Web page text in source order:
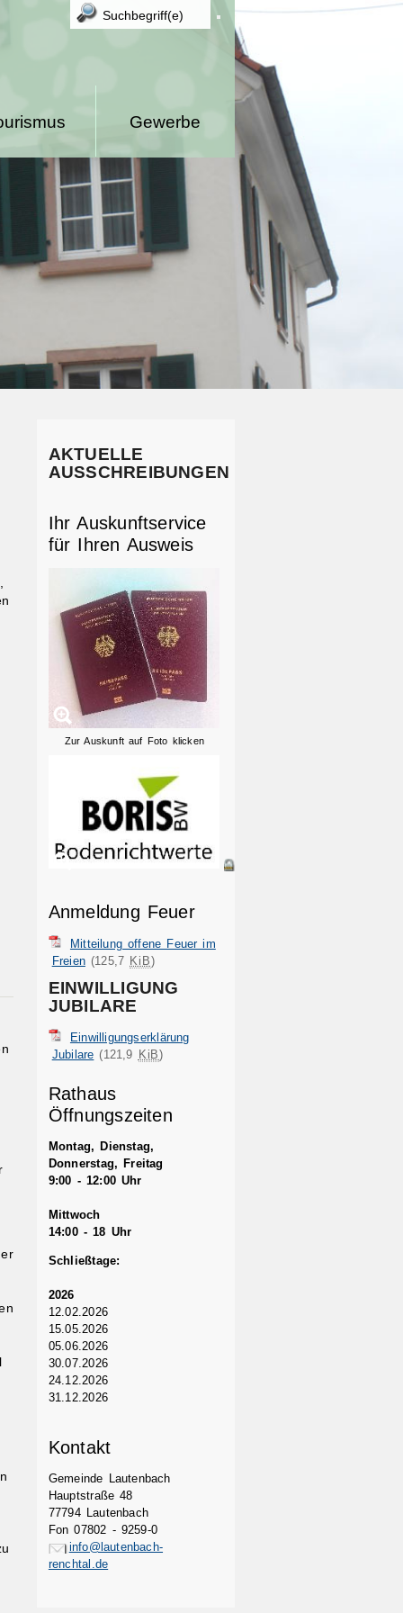
Gewerbe
AKTUELLE
AUSSCHREIBUNGEN
Ihr Auskunftservice
für Ihren Ausweis
Zur Auskunft auf Foto klicken
Anmeldung Feuer
Mitteilung offene Feuer im
Freien (125,7 KiB)
EINWILLIGUNG
JUBILARE
Einwilligungserklärung
Jubilare (121,9 KiB)
Rathaus
Öffnungszeiten
Montag, Dienstag,
Donnerstag, Freitag
9:00 - 12:00 Uhr
Mittwoch
14:00 - 18 Uhr
Schließtage:
2026
12.02.2026
15.05.2026
05.06.2026
30.07.2026
24.12.2026
31.12.2026
Kontakt
Gemeinde Lautenbach
Hauptstraße 48
77794 Lautenbach
Fon 07802 - 9259-0
info@lautenbach-
renchtal.de